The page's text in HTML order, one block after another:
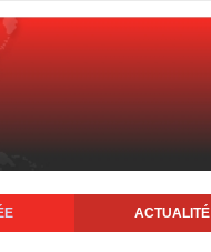
ACTUALITÉ